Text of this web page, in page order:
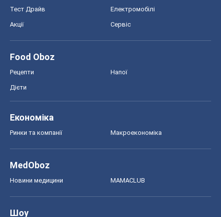
Тест Драйв Електромобілі
Акції Сервіс
Food Oboz
Рецепти Напої
Дієти
Економіка
Ринки та компанії Макроекономіка
MedOboz
Новини медицини MAMACLUB
Шоу